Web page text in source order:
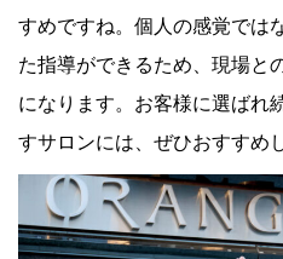
すめですね。個人の感覚では
た指導ができるため、現場と
になります。お客様に選ばれ
すサロンには、ぜひおすすめ